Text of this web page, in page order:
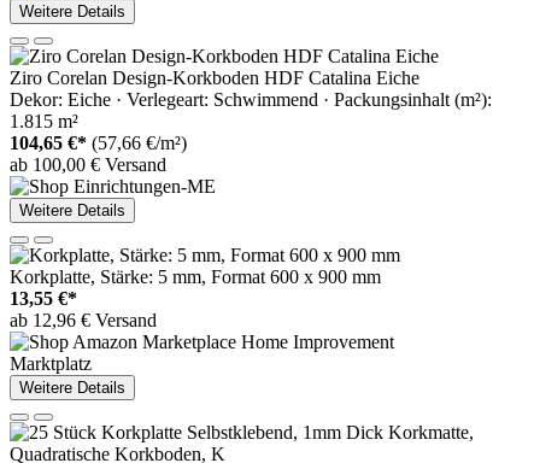
Weitere Details
Ziro Corelan Design-Korkboden HDF Catalina Eiche
Dekor: Eiche · Verlegeart: Schwimmend · Packungsinhalt (m²):
1.815 m²
104,65 €* (57,66 €/m²)
ab 100,00 € Versand
Weitere Details
Korkplatte, Stärke: 5 mm, Format 600 x 900 mm
13,55 €*
ab 12,96 € Versand
Marktplatz
Weitere Details